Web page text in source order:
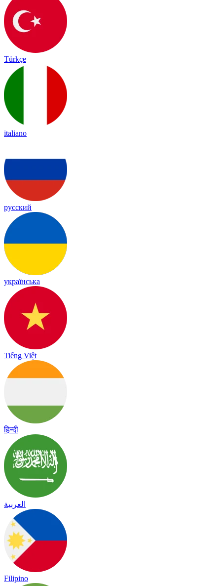
Türkçe
italiano
русский
українська
Tiếng Việt
हिन्दी
العربية
Filipino